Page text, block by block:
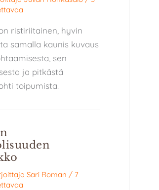
ristiriitainen, hyvin
samalla kaunis kuvaus
sen
ja pitkästä
toipumista.
Sari Roman / 7